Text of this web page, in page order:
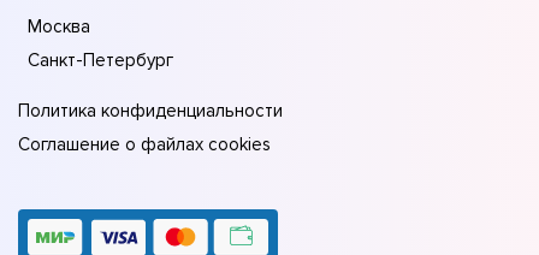
Москва
Санкт-Петербург
Политика конфиденциальности
Соглашение о файлах cookies